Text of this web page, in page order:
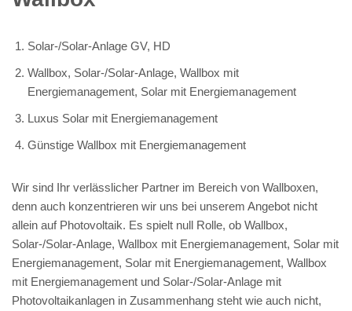
Solar-/Solar-Anlage GV, HD
Wallbox, Solar-/Solar-Anlage, Wallbox mit
Energiemanagement, Solar mit Energiemanagement
Luxus Solar mit Energiemanagement
Günstige Wallbox mit Energiemanagement
Wir sind Ihr verlässlicher Partner im Bereich von Wallboxen,
denn auch konzentrieren wir uns bei unserem Angebot nicht
allein auf Photovoltaik. Es spielt null Rolle, ob Wallbox,
Solar-/Solar-Anlage, Wallbox mit Energiemanagement, Solar mit
Energiemanagement, Solar mit Energiemanagement, Wallbox
mit Energiemanagement und Solar-/Solar-Anlage mit
Photovoltaikanlagen in Zusammenhang steht wie auch nicht,